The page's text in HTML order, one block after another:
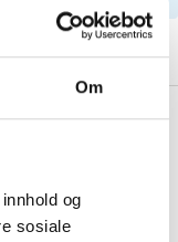
Om
og
sosiale